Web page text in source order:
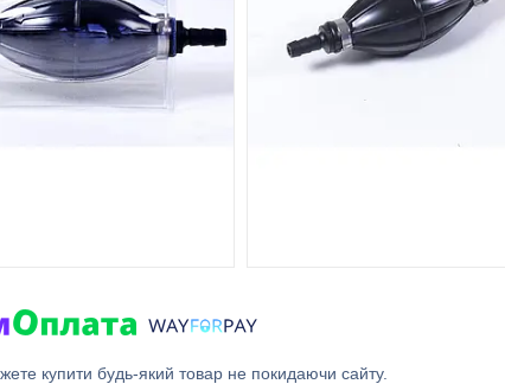
купити будь-який товар не покидаючи сайту.